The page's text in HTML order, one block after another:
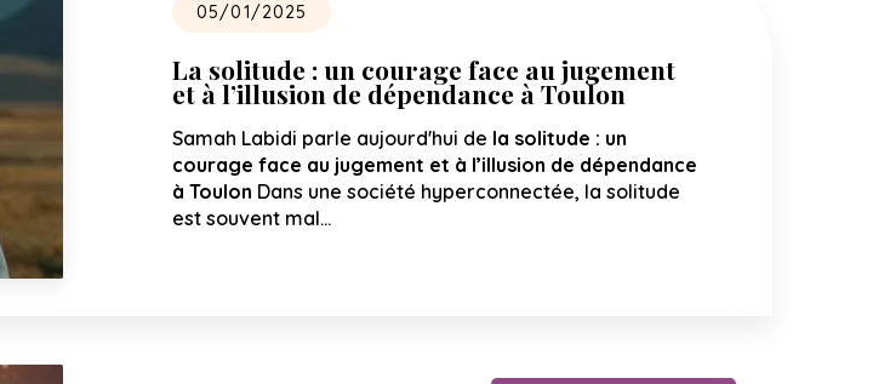
05/01/2025
La solitude : un courage face au jugement
et à l’illusion de dépendance à Toulon
Samah Labidi parle aujourd'hui de la solitude : un
courage face au jugement et à l’illusion de dépendance
à Toulon Dans une société hyperconnectée, la solitude
est souvent mal…